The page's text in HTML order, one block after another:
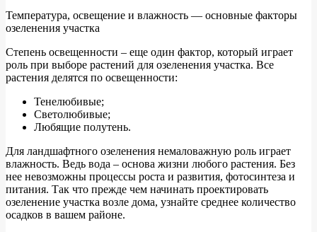
Температура, освещение и влажность — основные факторы
озеленения участка
Степень освещенности – еще один фактор, который играет
роль при выборе растений для озеленения участка. Все
растения делятся по освещенности:
Тенелюбивые;
Светолюбивые;
Любящие полутень.
Для ландшафтного озеленения немаловажную роль играет
влажность. Ведь вода – основа жизни любого растения. Без
нее невозможны процессы роста и развития, фотосинтеза и
питания. Так что прежде чем начинать проектировать
озеленение участка возле дома, узнайте среднее количество
осадков в вашем районе.